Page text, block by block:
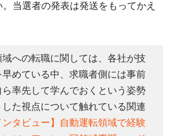
。当選者の発表は発送をもってかえ
域への転職に関しては、各社が技
めている中、求職者側には事前
率先して学んでおくという姿勢
た視点について触れている関連
ンタビュー】自動運転領域で経験